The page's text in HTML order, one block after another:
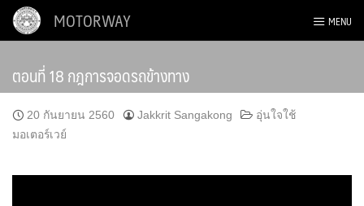
Skip
MOTORWAY MENU
ตอนที่ 18 กฎการจอดรถข้างทาง
20 กันยายน 2560 Jakkrit Sangakong
อุ่นใจใช้
มอเตอร์เวย์